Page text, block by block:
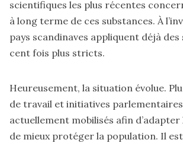
scientifiques les plus récentes
à long terme de ces substances. À
pays scandinaves appliquent déjà des
cent fois plus stricts.
Heureusement, la situation évolue.
de travail et initiatives
actuellement mobilisés afin
de mieux protéger la population. Il